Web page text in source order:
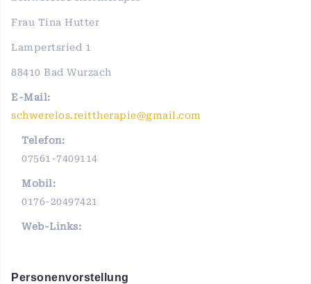
Frau Tina Hutter
Lampertsried 1
88410 Bad Wurzach
E-Mail:
schwerelos.reittherapie@gmail.com
Telefon:
07561-7409114
Mobil:
0176-20497421
Web-Links:
Personenvorstellung